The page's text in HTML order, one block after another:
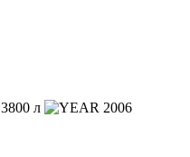
3800 л 2006